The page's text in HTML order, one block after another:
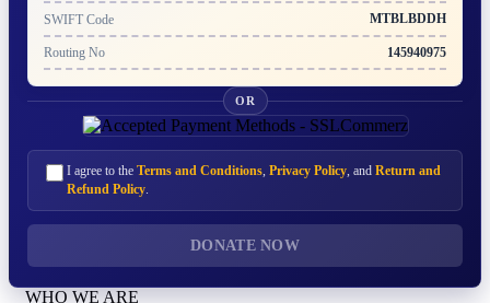
SWIFT Code MTBLBDDH
Routing No 145940975
OR
I agree to the Terms and Conditions, Privacy Policy, and Return and
Refund Policy.
DONATE NOW
WHO WE ARE